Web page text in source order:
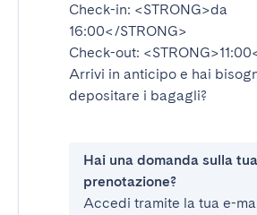
Check-in: <STRONG>da
16:00</STRONG>
Check-out:
Arrivi in anticipo e hai
depositare i bagagli?
Hai una domanda sulla tua
prenotazione?
Accedi tramite la tua e-